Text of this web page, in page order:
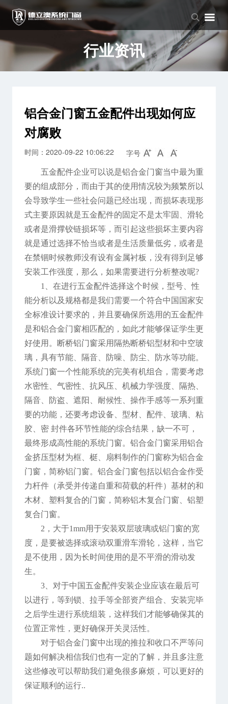
品牌中心
品牌介绍
企业文化
产品中心
窗系列
门系列
新闻中心
公司新闻
行业资讯
行业资讯
铝合金门窗五金配件出现如何应
对腐败
时间：2020-09-22 10:06:22 字号
五金配件企业可以说是铝合金门窗当中最为重
要的组成部分，而由于其的使用情况较为频繁所以
会导致学生一些社会问题已经出现，而损坏表现形
式主要原因就是五金配件的固定不是太牢固、滑轮
或者是滑撑铰链损坏等，而引起这些损坏主要内容
就是通过选择不恰当或者是生活质量低劣，或者是
在禁锢时候教师没有设有金属衬板，没有得到足够
安装工作强度，那么，如果需要进行分析整改呢?
1、在进行五金配件选择这个时候，型号、性
能分析以及规格都是我们需要一个符合中国国家安
全标准设计要求的，并且要确保所选用的五金配件
是和铝合金门窗相匹配的，如此才能够保证学生更
好使用。断桥铝门窗采用隔热断桥铝型材和中空玻
璃，具有节能、隔音、防噪、防尘、防水等功能。
系统门窗一个性能系统的完美有机组合，需要考虑
水密性、气密性、抗风压、机械力学强度、隔热、
隔音、防盗、遮阳、耐候性、操作手感等一系列重
要的功能，还要考虑设备、型材、配件、玻璃、粘
胶、密 封件各环节性能的综合结果，缺一不可，
最终形成高性能的系统门窗。铝合金门窗采用铝合
金挤压型材为框、梃、扇料制作的门窗称为铝合金
门窗，简称铝门窗。铝合金门窗包括以铝合金作受
力杆件（承受并传递自重和荷载的杆件）基材的和
木材、塑料复合的门窗，简称铝木复合门窗、铝塑
复合门窗。
2，大于1mm用于安装双层玻璃或铝门窗的宽
度，是要被选择或滚动双重滑车滑轮，这样，当它
是不使用，因为长时间使用的是不平滑的滑动发
生。
3、对于中国五金配件安装企业应该在最后可
以进行，等到锁、拉手等全部资产组合、安装完毕
之后学生进行系统组装，这样我们才能够确保其的
位置正常性，更好确保开关灵活性。
对于铝合金门窗中出现的推拉和收口不严等问
题如何解决相信我们也有一定的了解，并且多注意
这些修改可以帮助我们避免很多麻烦，可以更好的
保证顺利的运行..